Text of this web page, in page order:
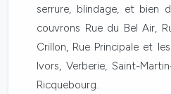
serrure, blindage, et bien
couvrons Rue du Bel Air,
Crillon, Rue Principale et
Ivors, Verberie, Saint-
Ricquebourg.